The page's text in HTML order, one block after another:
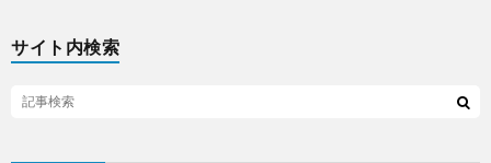
サイト内検索